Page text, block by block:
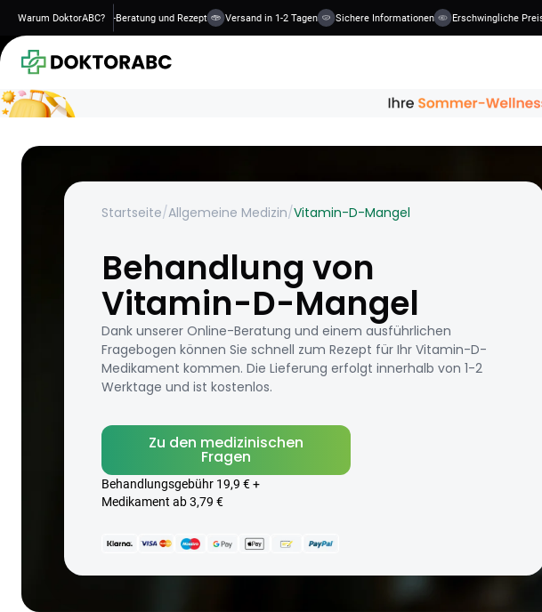
Warum DoktorABC?Online-Beratung und Rezept Versand in 1-2 Tagen Sichere Informationen Erschwingliche Preise
Startseite/Allgemeine Medizin/Vitamin-D-Mangel
Behandlung von
Vitamin-D-Mangel
Dank unserer Online-Beratung und einem ausführlichen
Fragebogen können Sie schnell zum Rezept für Ihr Vitamin-D-
Medikament kommen. Die Lieferung erfolgt innerhalb von 1-2
Werktage und ist kostenlos.
Zu den medizinischen
Fragen
Behandlungsgebühr 19,9 € +
Medikament ab 3,79 €